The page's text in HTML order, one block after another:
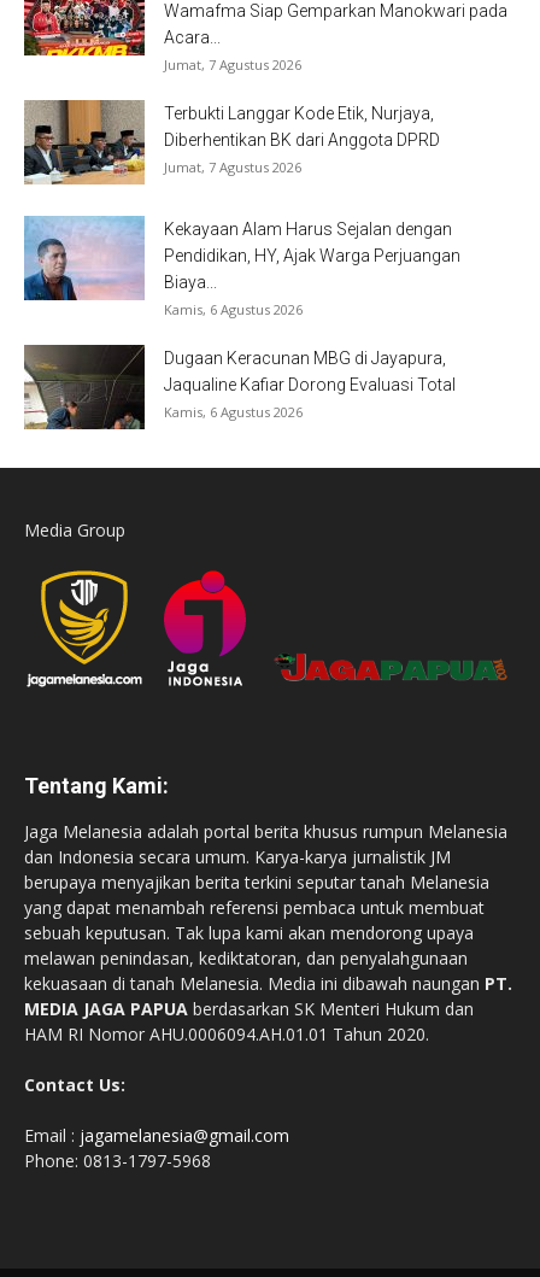
Wamafma Siap Gemparkan Manokwari pada
Acara...
Jumat, 7 Agustus 2026
Terbukti Langgar Kode Etik, Nurjaya,
Diberhentikan BK dari Anggota DPRD
Jumat, 7 Agustus 2026
Kekayaan Alam Harus Sejalan dengan
Pendidikan, HY, Ajak Warga Perjuangan
Biaya...
Kamis, 6 Agustus 2026
Dugaan Keracunan MBG di Jayapura,
Jaqualine Kafiar Dorong Evaluasi Total
Kamis, 6 Agustus 2026
Media Group
Tentang Kami:
Jaga Melanesia adalah portal berita khusus rumpun Melanesia
dan Indonesia secara umum. Karya-karya jurnalistik JM
berupaya menyajikan berita terkini seputar tanah Melanesia
yang dapat menambah referensi pembaca untuk membuat
sebuah keputusan. Tak lupa kami akan mendorong upaya
melawan penindasan, kediktatoran, dan penyalahgunaan
kekuasaan di tanah Melanesia. Media ini dibawah naungan PT.
MEDIA JAGA PAPUA berdasarkan SK Menteri Hukum dan
HAM RI Nomor AHU.0006094.AH.01.01 Tahun 2020.
Contact Us:
Email : jagamelanesia@gmail.com
Phone: 0813-1797-5968